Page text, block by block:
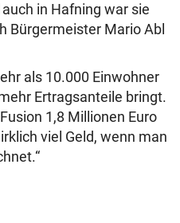
in Hafning war sie
Bürgermeister Mario Abl
als 10.000 Einwohner
Ertragsanteile bringt.
1,8 Millionen Euro
viel Geld, wenn man